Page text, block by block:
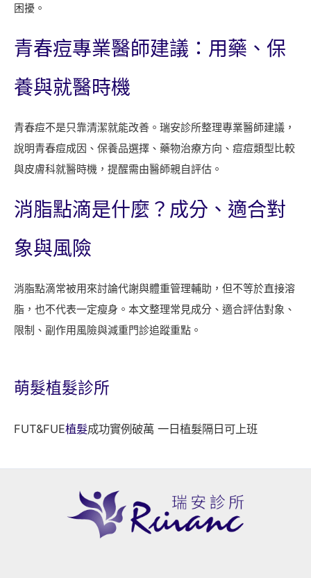
困擾。
青春痘專業醫師建議：用藥、保
養與就醫時機
青春痘不是只靠清潔就能改善。瑞安診所整理專業醫師建議，
說明青春痘成因、保養品選擇、藥物治療方向、痘痘類型比較
與皮膚科就醫時機，提醒需由醫師親自評估。
消脂點滴是什麼？成分、適合對
象與風險
消脂點滴常被用來討論代謝與體重管理輔助，但不等於直接溶
脂，也不代表一定瘦身。本文整理常見成分、適合評估對象、
限制、副作用風險與減重門診追蹤重點。
萌髮植髮診所
FUT&FUE植髮成功實例破萬 一日植髮隔日可上班